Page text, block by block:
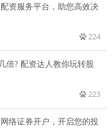
资服务平台，助您高效决
224
倍? 配资达人教你玩转股
223
络证券开户，开启您的投